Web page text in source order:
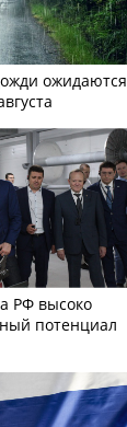
ожидаются
РФ высоко
потенциал